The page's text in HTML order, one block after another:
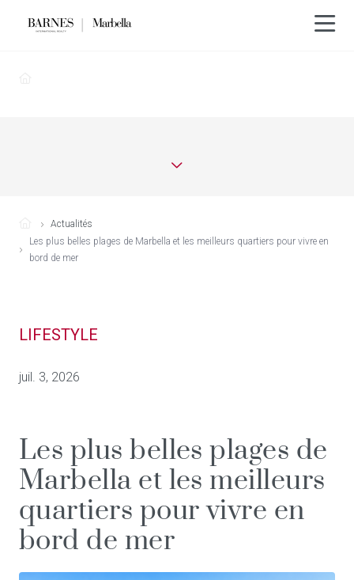
Actualités
Les plus belles plages de Marbella et les meilleurs quartiers pour vivre en
bord de mer
LIFESTYLE
juil. 3, 2026
Les plus belles plages de
Marbella et les meilleurs
quartiers pour vivre en
bord de mer